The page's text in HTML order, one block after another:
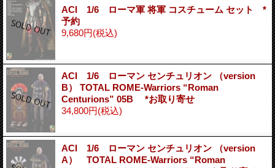
ACI 1/6 ローマ軍 将軍 コスチューム セット *
予約
9,680円(税込)
ACI 1/6 ローマン センチュリオン （version
B） TOTAL ROME-Warriors “Roman
Centurions” 05B *お取り寄せ
34,800円(税込)
ACI 1/6 ローマン センチュリオン （version
A） TOTAL ROME-Warriors “Roman